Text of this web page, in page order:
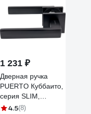
72 OB/BRI
1 231 ₽
Дверная ручка
PUERTO Куббаито,
серия SLIM,
черный INAL 541-
4.5(8)